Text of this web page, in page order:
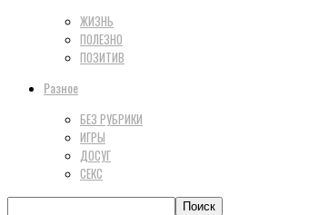
ЖИЗНЬ
ПОЛЕЗНО
ПОЗИТИВ
Разное
БЕЗ РУБРИКИ
ИГРЫ
ДОСУГ
СЕКС